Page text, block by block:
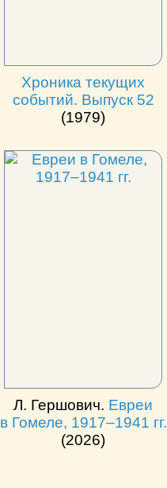
Хроника текущих
событий. Выпуск 52
(1979)
Л. Гершович. Евреи
в Гомеле, 1917‒1941 гг.
(2026)